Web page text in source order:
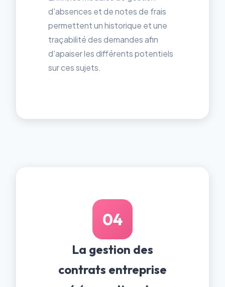
d'absences et de notes de frais
permettent un historique et une
traçabilité des demandes afin
d'apaiser les différents potentiels
sur ces sujets.
04
La gestion des
contrats entreprise